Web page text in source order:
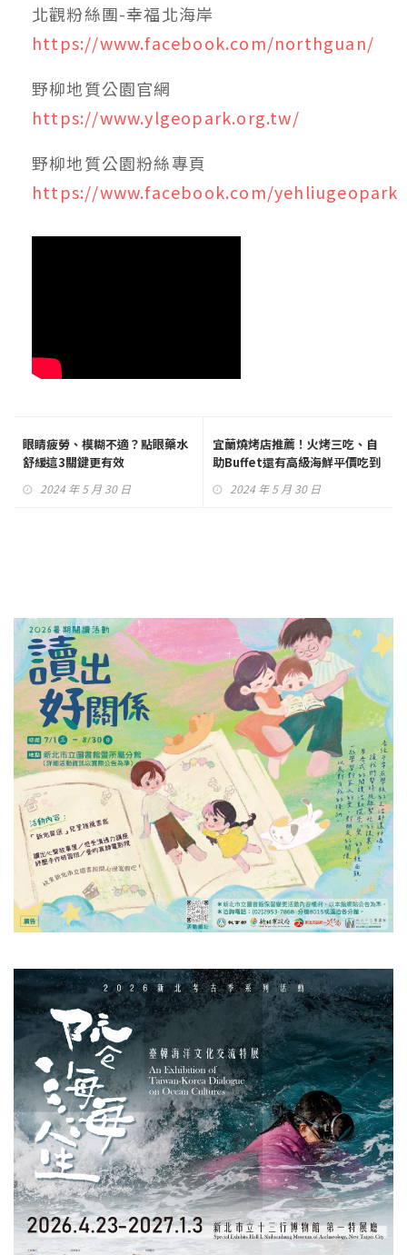
北觀粉絲團-幸福北海岸
https://www.facebook.com/northguan/
野柳地質公園官網
https://www.ylgeopark.org.tw/
野柳地質公園粉絲專頁
https://www.facebook.com/yehliugeopark
眼睛疲勞、模糊不適？點眼藥水
舒緩這3關鍵更有效
2024 年 5 月 30 日
宜蘭燒烤店推薦！火烤三吃、自
助Buffet還有高級海鮮平價吃到
2024 年 5 月 30 日